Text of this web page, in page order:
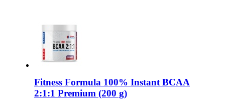
Полезные продукты
НАЗАД
Снеки и шоколад
Fitness Formula 100% Instant BCAA
2:1:1 Premium (200 g)